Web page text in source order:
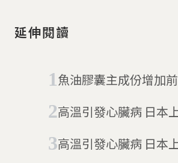
延伸閱讀
魚油膠囊主成份增加
高溫引發心臟病 日本
高溫引發